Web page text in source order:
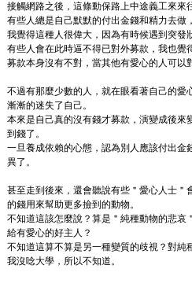
接觸網路之後，這條動保路上中途義工來來
有些人總是自己默默的付出金錢和精力去做
我覺得這種人很偉大，因為有時候遇到突發
有些人會在此時逼不得已對外募款，我也覺
募款本身沒有不對，當其他有愛心的人可以
不過有那麼少數的人，就在眼看著自己的
漸漸的迷失了自己。
本來是自己真的沒有錢才募款，演變成後
到錢了。
一旦養成依賴的心態，認為別人應該付出
異了。
甚至走到後來，還會聽說有些＂愛心人士
的錢用來幫助更多撿到的動物。
不知道這該怎麼說？算是＂純種動物的悲
給有愛心的好主人？
不知道這算不算是另一種變質的歧視？對純
我沒唸大學，所以不知道。